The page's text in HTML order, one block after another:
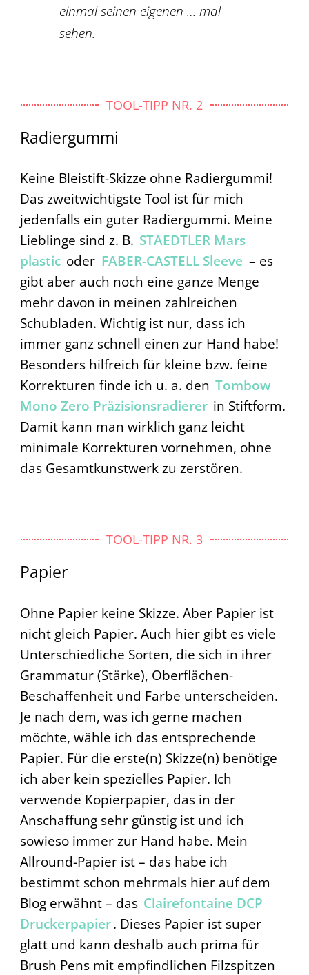
einmal seinen eigenen … mal
sehen.
TOOL-TIPP NR. 2
Radiergummi
Keine Bleistift-Skizze ohne Radiergummi!
Das zweitwichtigste Tool ist für mich
jedenfalls ein guter Radiergummi. Meine
Lieblinge sind z. B. STAEDTLER Mars
plastic oder FABER-CASTELL Sleeve – es
gibt aber auch noch eine ganze Menge
mehr davon in meinen zahlreichen
Schubladen. Wichtig ist nur, dass ich
immer ganz schnell einen zur Hand habe!
Besonders hilfreich für kleine bzw. feine
Korrekturen finde ich u. a. den Tombow
Mono Zero Präzisionsradierer in Stiftform.
Damit kann man wirklich ganz leicht
minimale Korrekturen vornehmen, ohne
das Gesamtkunstwerk zu zerstören.
TOOL-TIPP NR. 3
Papier
Ohne Papier keine Skizze. Aber Papier ist
nicht gleich Papier. Auch hier gibt es viele
Unterschiedliche Sorten, die sich in ihrer
Grammatur (Stärke), Oberflächen-
Beschaffenheit und Farbe unterscheiden.
Je nach dem, was ich gerne machen
möchte, wähle ich das entsprechende
Papier. Für die erste(n) Skizze(n) benötige
ich aber kein spezielles Papier. Ich
verwende Kopierpapier, das in der
Anschaffung sehr günstig ist und ich
sowieso immer zur Hand habe. Mein
Allround-Papier ist – das habe ich
bestimmt schon mehrmals hier auf dem
Blog erwähnt – das Clairefontaine DCP
Druckerpapier. Dieses Papier ist super
glatt und kann deshalb auch prima für
Brush Pens mit empfindlichen Filzspitzen